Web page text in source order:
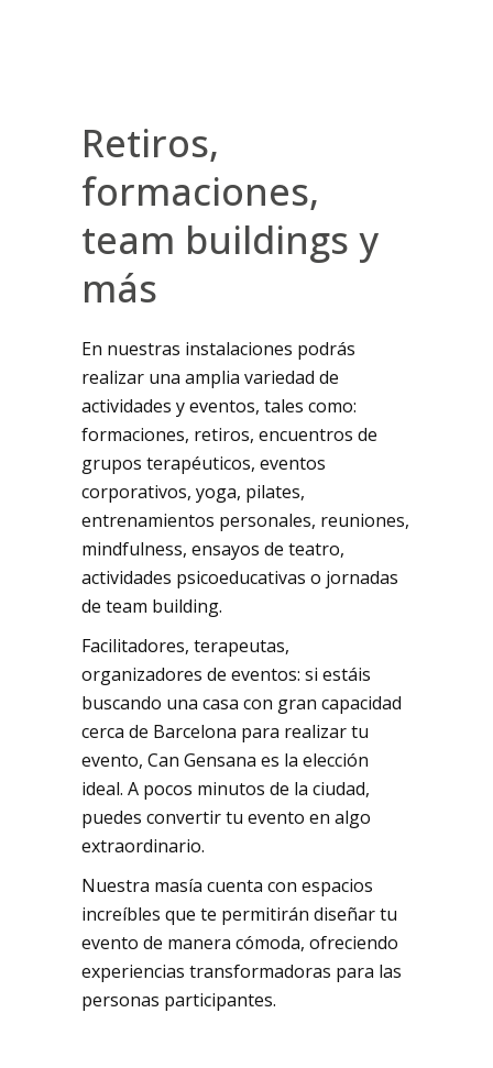
Retiros,
formaciones,
team buildings y
más
En nuestras instalaciones podrás
realizar una amplia variedad de
actividades y eventos, tales como:
formaciones, retiros, encuentros de
grupos terapéuticos, eventos
corporativos, yoga, pilates,
entrenamientos personales, reuniones,
mindfulness, ensayos de teatro,
actividades psicoeducativas o jornadas
de team building.
Facilitadores, terapeutas,
organizadores de eventos: si estáis
buscando una casa con gran capacidad
cerca de Barcelona para realizar tu
evento, Can Gensana es la elección
ideal. A pocos minutos de la ciudad,
puedes convertir tu evento en algo
extraordinario.
Nuestra masía cuenta con espacios
increíbles que te permitirán diseñar tu
evento de manera cómoda, ofreciendo
experiencias transformadoras para las
personas participantes.